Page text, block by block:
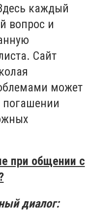
каждый
вопрос и
Сайт
может
погашении
при общении с
диалог: